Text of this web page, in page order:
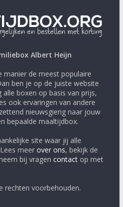
Albert Heijn
manier de meest populaire
ben je op de juiste website
alle boxen op basis van prijs,
ook ervaringen van andere
nieuwsgierig naar jouw
bepaalde maaltijdbox.
site waar jij alle
meer over ons, bekijk de
bij vragen contactop met
rechten voorbehouden.